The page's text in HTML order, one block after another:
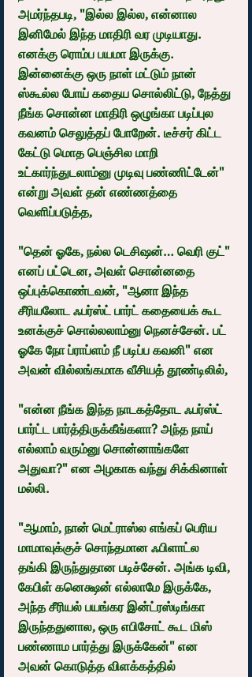
அமர்ந்தபடி, "இல்ல இல்ல, என்னால
இனிமேல் இந்த மாதிரி வர முடியாது.
எனக்கு ரொம்ப பயமா இருக்கு.
இன்னைக்கு ஒரு நாள் மட்டும் நான்
ஸ்கூல்ல போய் கதைய சொல்லிட்டு, நேத்து
நீங்க சொன்ன மாதிரி ஒழுங்கா படிப்புல
கவனம் செலுத்தப் போறேன். டீச்சர் கிட்ட
கேட்டு மொத பெஞ்சில மாறி
உட்கார்ந்துடலாம்னு முடிவு பண்ணிட்டேன்"
என்று அவள் தன் எண்ணத்தை
வெளிப்படுத்த,
"தென் ஓகே, நல்ல டெசிஷன்… வெரி குட்"
எனப் பட்டென, அவள் சொன்னதை
ஒப்புக்கொண்டவன், "ஆனா இந்த
சீரியலோட ஃபர்ஸ்ட் பார்ட் கதையைக் கூட
உனக்குச் சொல்லலாம்னு நெனச்சேன். பட்
ஓகே நோ ப்ராப்ளம் நீ படிப்ப கவனி" என
அவன் வில்லங்கமாக வீசியத் தூண்டிலில்,
"என்ன நீங்க இந்த நாடகத்தோட ஃபர்ஸ்ட்
பார்ட்ட பார்த்திருக்கீங்களா? அந்த நாய்
எல்லாம் வரும்னு சொன்னாங்களே
அதுவா?" என அழகாக வந்து சிக்கினாள்
மல்லி.
"ஆமாம், நான் மெட்ராஸ்ல எங்கப் பெரிய
மாமாவுக்குச் சொந்தமான ஃபிளாட்ல
தங்கி இருந்துதான படிச்சேன். அங்க டிவி,
கேபிள் கனெக்ஷன் எல்லாமே இருக்கே,
அந்த சீரியல் பயங்கர இன்ட்ரஸ்டிங்கா
இருந்ததுனால, ஒரு எபிசோட் கூட மிஸ்
பண்ணாம பார்த்து இருக்கேன்" என
அவன் கொடுத்த விளக்கத்தில்